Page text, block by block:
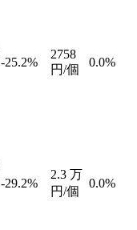
-25.2%
2758
円/個
0.0%
-29.2%
2.3 万
円/個
0.0%